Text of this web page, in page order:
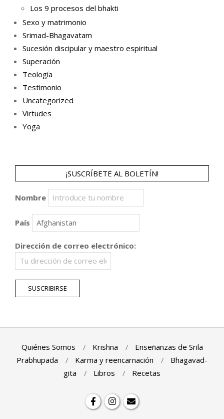
Los 9 procesos del bhakti
Sexo y matrimonio
Srimad-Bhagavatam
Sucesión discipular y maestro espiritual
Superación
Teología
Testimonio
Uncategorized
Virtudes
Yoga
¡SUSCRÍBETE AL BOLETÍN!
Nombre
País
Dirección de correo electrónico:
Quiénes Somos Krishna
Enseñanzas de Srila
Prabhupada
Karma y reencarnación
Bhagavad-
gita
Libros Recetas